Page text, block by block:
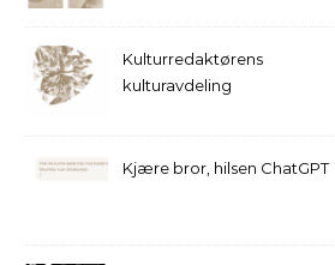
Kulturredaktørens
kulturavdeling
Kjære bror, hilsen ChatGPT